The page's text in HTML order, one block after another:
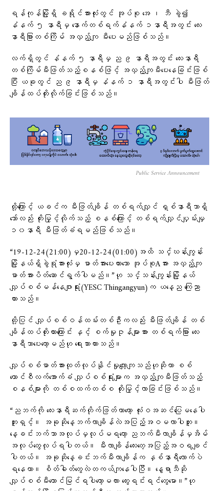
ရန်ကုန်မြို့ရှိ ခရိုင်အားလုံးတွင် အုပ်စု အေ ၊ ဘီ ခွဲ၍
နံနက် ၅ နာရီမှ နောက်တစ်ရက်နံနက် ၁နာရီအတွင်း လေး
နာရီခြားတစ်ကြိမ် အလှည့်ကျ မီးပေးမည်ဖြစ်သည်။
လက်ရှိတွင် နံနက် ၅ နာရီမှ ည ၉ နာရီအတွင်း လေးနာရီ
တစ်ကြိမ်မီးဖြတ်သည့်စနစ်ဖြင့် အလှည့်ကျမီးပေးနေခြင်းဖြစ်
ပြီး ယခုတွင် ည ၉ နာရီမှ နံနက် ၁ နာရီအတွင်းပါ မီးဖြတ်
ချိန်ထပ်တိုးလိုက်ခြင်းဖြစ်သည်။
Public Service Announcement
ထို့ကြောင့် ယခင်က မီးဖြတ်ချိန် တစ်ရက်လျှင် ရှစ်နာရီသာရှိ
သော်လည်း‌ တိုးမြှင့်လိုက်သည့် စနစ်ကြောင့် တစ်ရက်လျှင်ပျှမ်းမျှ
၁၀နာရီ မီးဖြတ်ခံရမည်ဖြစ်သည်။
“19-12-24(21:00)မှ20-12-24(01:00)အထိ သင်္ဃန်းကျွန်း
မြို့နယ်ရှိခွဲရုံအားလုံးမှ ဓာတ်အားပေးထားသော အုပ်စုAအား အလှည့်ကျ
ဓာတ်အားပိတ်ဆောင်ရွက်ပါမည်။”ဟု သင်္သန်းကျွန်းမြို့နယ်
လျှပ်စစ်မန်နေဂျာရုံး(YESC Thingangyun)က ယနေ့ည ကြေညာ
ထားသည်။
ထို့ပြင် လျှပ်စစ်ဝန်ထမ်းတစ်ဦးကလည်း မီးဖြတ်ချိန် တစ်
ချိန်ထပ်တိုးထားကြောင်း နှင့် စက်မှုဇုန်များအား တစ်ရက်ခြား လေး
နာရီသာပေးတော့မည်ဟု ရေးသားထားသည်။
လျှပ်စစ်ဓာတ်အားထုတ်လုပ်နိုင်မှုလျော့ကျသည်ဟုဆိုကာ စစ်
ကောင်စီလက်အောက်ခံ လျှပ်စစ်ရုံးများက အလှည့်ကျမီးဖြတ်သည့်
စနစ်များကို တစ်စထက်တစ်စ တိုးမြှင့်လာခြင်းဖြစ်သည်။
“ညဘက်ကို‌‌ လေးနာရီဆက်တိုက်ဖြတ်တာတော့ လုံးဝအဆင်ပြေမနေပါ
ဘူးရှင့်။ အခုဆိုနေ့ဘက်လာချိန်လဲအပြည့်အဝမလာပါဘူး။
နေ့ခင်းဘက်ဘာအလုပ်မှလုပ်မရတော့ ညဘက်မီးလာချိန်မှအိမ်
အလုပ်တွေလုပ်ရပါတယ်။ မီးလာချိန်လေးတေ့အပြည့်အဝရချင်
ပါတယ်။ အခုဆိုနေ့ခင်းဘက်မီးလာချိန်က နှစ်နာရီလောက်ပဲ
ရနေတာ။ စိတ်ဓါတ်တွေလဲတကယ်ကျနေပါပြီ။ နွေရာသီဆို
လျှပ်စစ်မီးတောင်မြင်ရပါတော့မလား တွေးရင်းရင်တွေမော။”ဟု